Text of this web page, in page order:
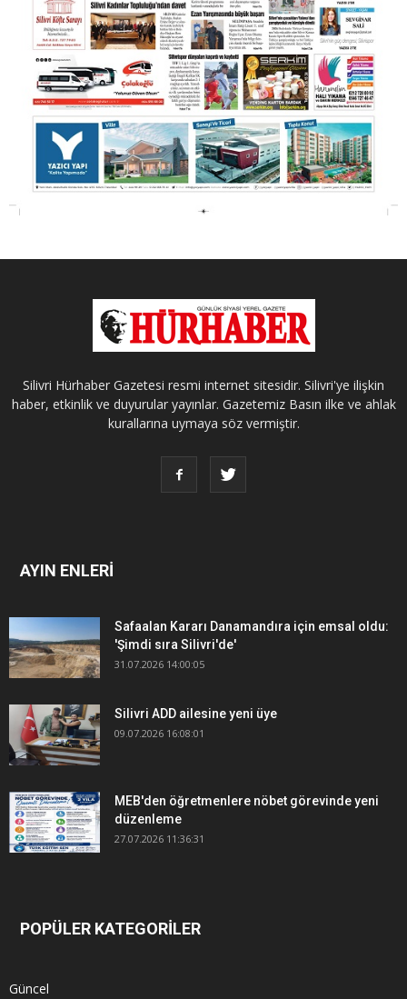
Silivri Hürhaber Gazetesi resmi internet sitesidir. Silivri'ye ilişkin
haber, etkinlik ve duyurular yayınlar. Gazetemiz Basın ilke ve ahlak
kurallarına uymaya söz vermiştir.
AYIN ENLERİ
Safaalan Kararı Danamandıra için emsal oldu:
'Şimdi sıra Silivri'de'
31.07.2026 14:00:05
Silivri ADD ailesine yeni üye
09.07.2026 16:08:01
MEB'den öğretmenlere nöbet görevinde yeni
düzenleme
27.07.2026 11:36:31
POPÜLER KATEGORİLER
Güncel